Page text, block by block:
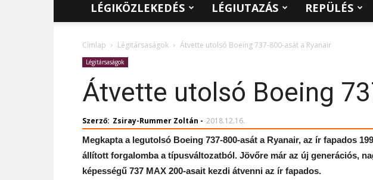
LÉGIKÖZLEKEDÉS LÉGIUTAZÁS REPÜLÉS
Címlap Légitársaságok Átvette utolsó Boeing 737-800-asát a Ryanair
Légitársaságok
Átvette utolsó Boeing
Szerző: Zsiray-Rummer Zoltán - 2018.12.16.
Megkapta a legutolsó Boeing 737-800-asát a Ryanair, az ír fapados
állított forgalomba a típusváltozatból. Jövőre már az új generációs,
képességű 737 MAX 200-asait kezdi átvenni az ír fapados.